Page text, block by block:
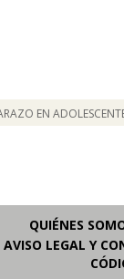
EN
QUIÉNES
AVISO LEGAL Y